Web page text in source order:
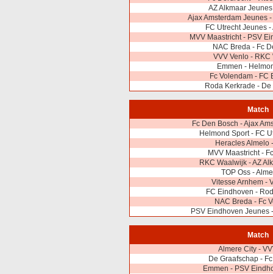
AZ Alkmaar
Ajax Amsterdam Jeunes
FC Utrecht Jeunes
MVV Maastricht - PSV
NAC Breda - Fc
VVV Venlo - RKC
Emmen -
Fc Volendam - FC
Roda Kerkrade -
Match
Fc Den Bosch - Ajax
Helmond Sport - FC
Heracles Almelo
MVV Maastricht -
RKC Waalwijk - AZ
TOP Oss -
Vitesse Arnhem -
FC Eindhoven -
NAC Breda - Fc
PSV Eindhoven Jeunes
Match
Almere City -
De Graafschap -
Emmen - PSV